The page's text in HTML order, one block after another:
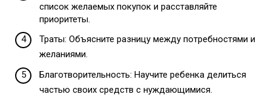
список желаемых покупок и расставляйте
приоритеты.
Траты: Объясните разницу между потребностями и
желаниями.
Благотворительность: Научите ребенка делиться
частью своих средств с нуждающимися.